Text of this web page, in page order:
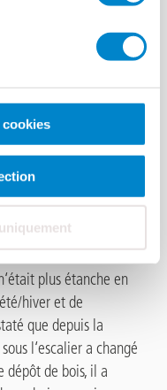
de
au
plus étanche en
hiver et de
que depuis la
l‘escalier a changé
dépôt de bois, il a